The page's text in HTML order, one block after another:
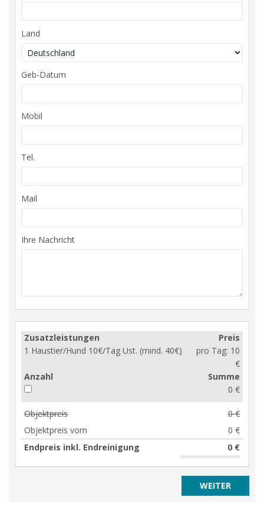
Land
Geb-Datum
Mobil
Tel.
Mail
Ihre Nachricht
Zusatzleistungen
1 Haustier/Hund 10€/Tag Ust. (mind. 40€)
Preis
pro Tag: 10
€
Anzahl
Summe
0 €
Objektpreis
0 €
Objektpreis vom
0 €
Endpreis inkl. Endreinigung
0 €